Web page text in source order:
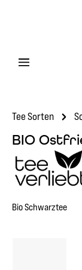
Tee Sorten
BIO
Bio Schwarztee